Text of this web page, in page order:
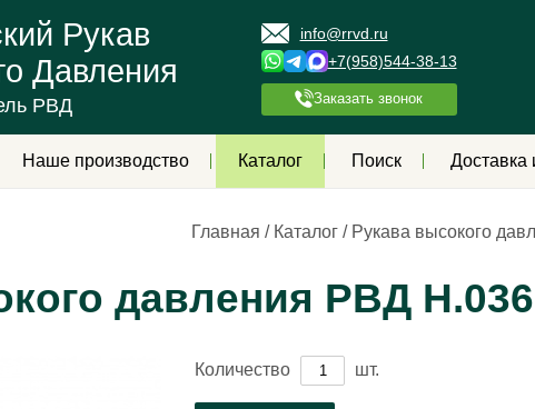
Рукав
Давления
РВД
info@rrvd.ru
+7(958)544-38-13
Заказать звонок
Наше производство Каталог Поиск Доставка
Главная / Каталог / Рукава высокого
давления РВД
Количество шт.